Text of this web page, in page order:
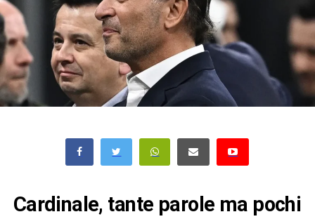
Cardinale, tante parole ma pochi